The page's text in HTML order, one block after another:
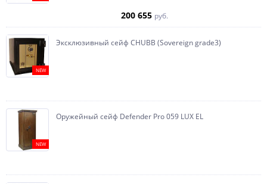
200 655 руб.
NEW
Эксклюзивный сейф CHUBB (Sovereign grade3)
NEW
Оружейный сейф Defender Pro 059 LUX EL